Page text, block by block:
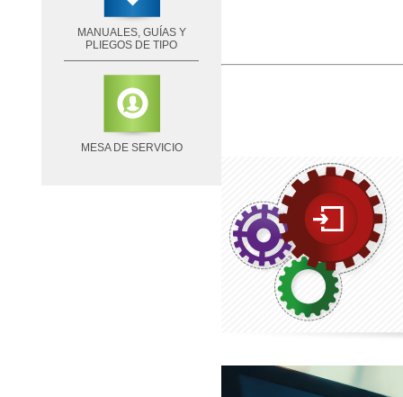
MANUALES, GUÍAS Y
PLIEGOS DE TIPO
MESA DE SERVICIO